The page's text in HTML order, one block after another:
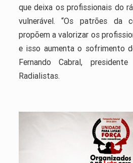
que deixa os profissionais do
vulnerável. “Os patrões da
propõem a valorizar os
e isso aumenta o sofrimento
Fernando Cabral,
Radialistas.